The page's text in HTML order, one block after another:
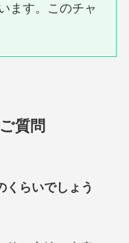
ます。このチャ
質問
くらいでしょう